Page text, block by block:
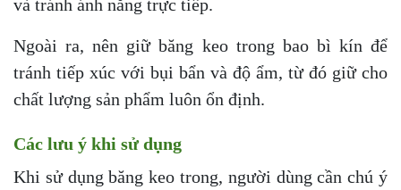
và tránh ánh nắng trực tiếp.
Ngoài ra, nên giữ băng keo trong bao bì kín để
tránh tiếp xúc với bụi bẩn và độ ẩm, từ đó giữ cho
chất lượng sản phẩm luôn ổn định.
Các lưu ý khi sử dụng
Khi sử dụng băng keo trong, người dùng cần chú ý